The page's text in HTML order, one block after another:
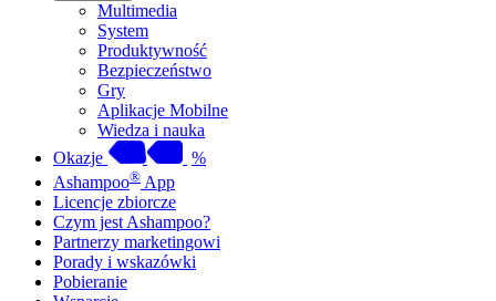
Multimedia
System
Produktywność
Bezpieczeństwo
Gry
Aplikacje Mobilne
Wiedza i nauka
Okazje
%
Ashampoo® App
Licencje zbiorcze
Czym jest Ashampoo?
Partnerzy marketingowi
Porady i wskazówki
Pobieranie